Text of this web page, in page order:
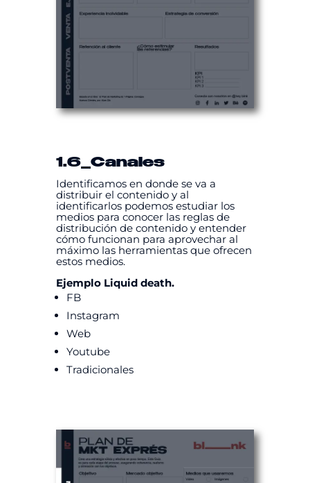
1.6_Canales
Identificamos en donde se va a
distribuir el contenido y al
identificarlos podemos estudiar los
medios para conocer las reglas de
distribución de contenido y entender
cómo funcionan para aprovechar al
máximo las herramientas que ofrecen
estos medios.
Ejemplo Liquid death.
FB
Instagram
Web
Youtube
Tradicionales